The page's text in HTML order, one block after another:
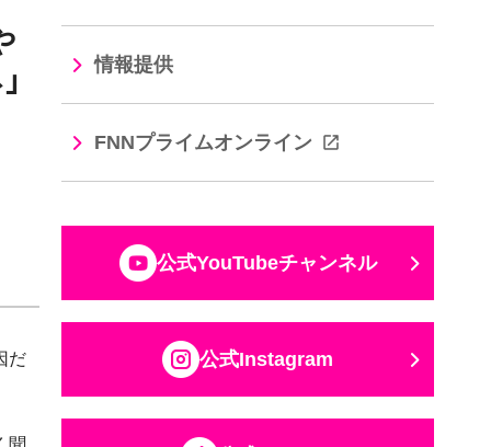
だ
情報提供
FNNプライムオンライン
公式YouTubeチャンネル
公式Instagram